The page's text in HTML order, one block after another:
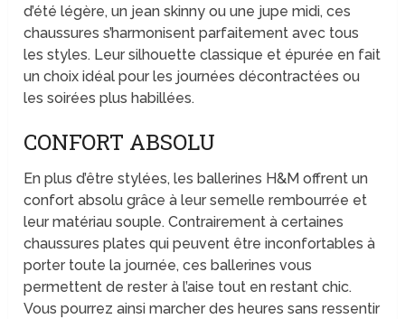
d’été légère, un jean skinny ou une jupe midi, ces
chaussures s’harmonisent parfaitement avec tous
les styles. Leur silhouette classique et épurée en fait
un choix idéal pour les journées décontractées ou
les soirées plus habillées.
CONFORT ABSOLU
En plus d’être stylées, les ballerines H&M offrent un
confort absolu grâce à leur semelle rembourrée et
leur matériau souple. Contrairement à certaines
chaussures plates qui peuvent être inconfortables à
porter toute la journée, ces ballerines vous
permettent de rester à l’aise tout en restant chic.
Vous pourrez ainsi marcher des heures sans ressentir